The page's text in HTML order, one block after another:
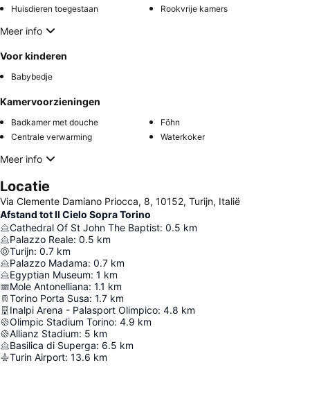
Huisdieren toegestaan Rookvrije kamers
Meer info
Voor kinderen
Babybedje
Kamervoorzieningen
Badkamer met douche
Föhn
Centrale verwarming
Waterkoker
Meer info
Locatie
Via Clemente Damiano Priocca, 8, 10152, Turijn, Italië
Afstand tot Il Cielo Sopra Torino
Cathedral Of St John The Baptist: 0.5 km
Palazzo Reale: 0.5 km
Turijn: 0.7 km
Palazzo Madama: 0.7 km
Egyptian Museum: 1 km
Mole Antonelliana: 1.1 km
Torino Porta Susa: 1.7 km
Inalpi Arena - Palasport Olimpico: 4.8 km
Olimpic Stadium Torino: 4.9 km
Allianz Stadium: 5 km
Basilica di Superga: 6.5 km
Turin Airport: 13.6 km